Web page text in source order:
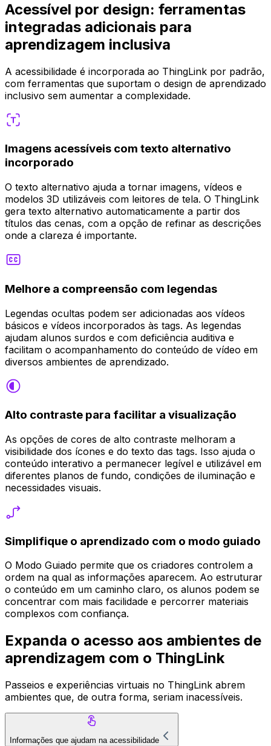
Acessível por design: ferramentas
integradas adicionais para
aprendizagem inclusiva
A acessibilidade é incorporada ao ThingLink por padrão,
com ferramentas que suportam o design de aprendizado
inclusivo sem aumentar a complexidade.
Imagens acessíveis com texto alternativo
incorporado
O texto alternativo ajuda a tornar imagens, vídeos e
modelos 3D utilizáveis com leitores de tela. O ThingLink
gera texto alternativo automaticamente a partir dos
títulos das cenas, com a opção de refinar as descrições
onde a clareza é importante.
Melhore a compreensão com legendas
Legendas ocultas podem ser adicionadas aos vídeos
básicos e vídeos incorporados às tags. As legendas
ajudam alunos surdos e com deficiência auditiva e
facilitam o acompanhamento do conteúdo de vídeo em
diversos ambientes de aprendizado.
Alto contraste para facilitar a visualização
As opções de cores de alto contraste melhoram a
visibilidade dos ícones e do texto das tags. Isso ajuda o
conteúdo interativo a permanecer legível e utilizável em
diferentes planos de fundo, condições de iluminação e
necessidades visuais.
Simplifique o aprendizado com o modo guiado
O Modo Guiado permite que os criadores controlem a
ordem na qual as informações aparecem. Ao estruturar
o conteúdo em um caminho claro, os alunos podem se
concentrar com mais facilidade e percorrer materiais
complexos com confiança.
Expanda o acesso aos ambientes de
aprendizagem com o ThingLink
Passeios e experiências virtuais no ThingLink abrem
ambientes que, de outra forma, seriam inacessíveis.
Informações que ajudam na acessibilidade